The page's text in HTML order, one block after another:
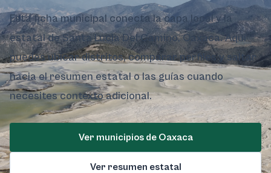
Esta ficha municipal conecta la capa local y la
estatal de Santa Lucia Del Camino, Oaxaca. Aquí
puedes ubicar distritos, comparar perfiles y saltar
hacia el resumen estatal o las guías cuando
necesites contexto adicional.
Ver municipios de Oaxaca
Ver resumen estatal